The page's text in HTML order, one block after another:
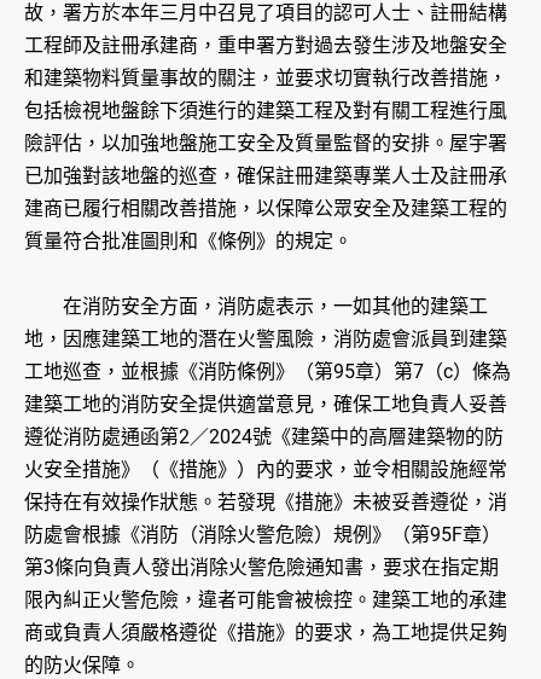
故，署方於本年三月中召見了項目的認可人士、註冊結構
工程師及註冊承建商，重申署方對過去發生涉及地盤安全
和建築物料質量事故的關注，並要求切實執行改善措施，
包括檢視地盤餘下須進行的建築工程及對有關工程進行風
險評估，以加強地盤施工安全及質量監督的安排。屋宇署
已加強對該地盤的巡查，確保註冊建築專業人士及註冊承
建商已履行相關改善措施，以保障公眾安全及建築工程的
質量符合批准圖則和《條例》的規定。
在消防安全方面，消防處表示，一如其他的建築工
地，因應建築工地的潛在火警風險，消防處會派員到建築
工地巡查，並根據《消防條例》（第95章）第7（c）條為
建築工地的消防安全提供適當意見，確保工地負責人妥善
遵從消防處通函第2／2024號《建築中的高層建築物的防
火安全措施》（《措施》）內的要求，並令相關設施經常
保持在有效操作狀態。若發現《措施》未被妥善遵從，消
防處會根據《消防（消除火警危險）規例》（第95F章）
第3條向負責人發出消除火警危險通知書，要求在指定期
限內糾正火警危險，違者可能會被檢控。建築工地的承建
商或負責人須嚴格遵從《措施》的要求，為工地提供足夠
的防火保障。